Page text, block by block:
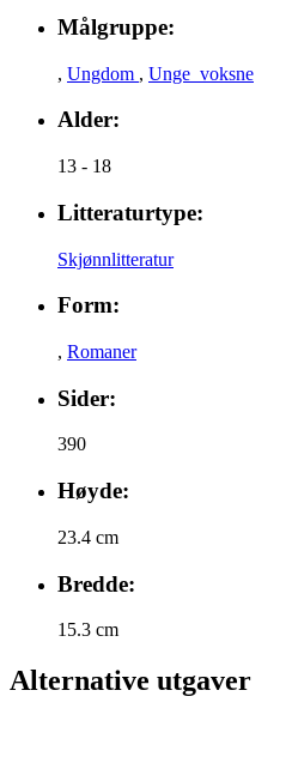
Målgruppe:
, Ungdom , Unge_voksne
Alder:
13 - 18
Litteraturtype:
Skjønnlitteratur
Form:
, Romaner
Sider:
390
Høyde:
23.4 cm
Bredde:
15.3 cm
Alternative utgaver